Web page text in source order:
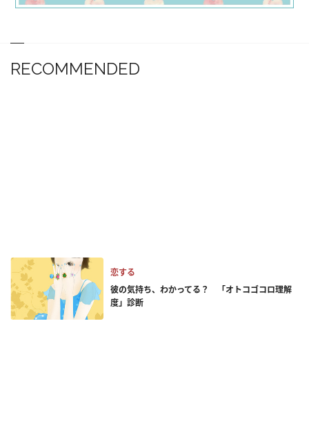
RECOMMENDED
恋する
彼の気持ち、わかってる？ 「オトコゴコロ理解
度」診断